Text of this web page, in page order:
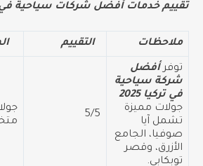
تقييم خدمات أفضل شركات سياحية
ملاحظات التقييم
توفرأفضل
شركة سياحية
في تركيا 2025
جولات مميزة
تشمل آيا
صوفيا، الجامع
الأزرق، وقصر
توبكابي.
5/5